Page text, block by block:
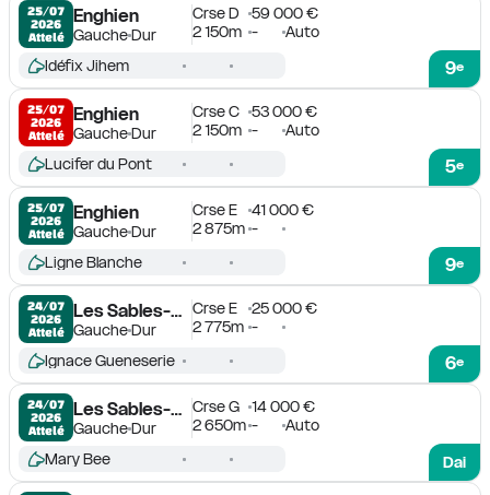
25/07
2026
Attelé
Enghien
GaucheDur
Crse D
59 000 €
2 150m - Auto
9e
Idéfix Jihem
25/07
2026
Attelé
Enghien
GaucheDur
Crse C
53 000 €
2 150m - Auto
5e
Lucifer du Pont
25/07
2026
Attelé
Enghien
GaucheDur
Crse E
41 000 €
2 875m -
9e
Ligne Blanche
24/07
2026
Attelé
Les Sables-d'Olonne
GaucheDur
Crse E
25 000 €
2 775m -
6e
Ignace Gueneserie
24/07
2026
Attelé
Les Sables-d'Olonne
GaucheDur
Crse G
14 000 €
2 650m -
Auto
Dai
Mary Bee